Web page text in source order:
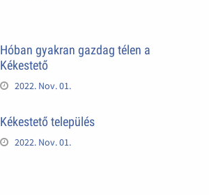
Hóban gyakran gazdag télen a
Kékestető
2022. Nov. 01.
Kékestető település
2022. Nov. 01.